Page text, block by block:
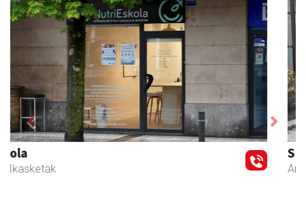
Salkin
Andoain - Merkatari elkarteak
Previous Next